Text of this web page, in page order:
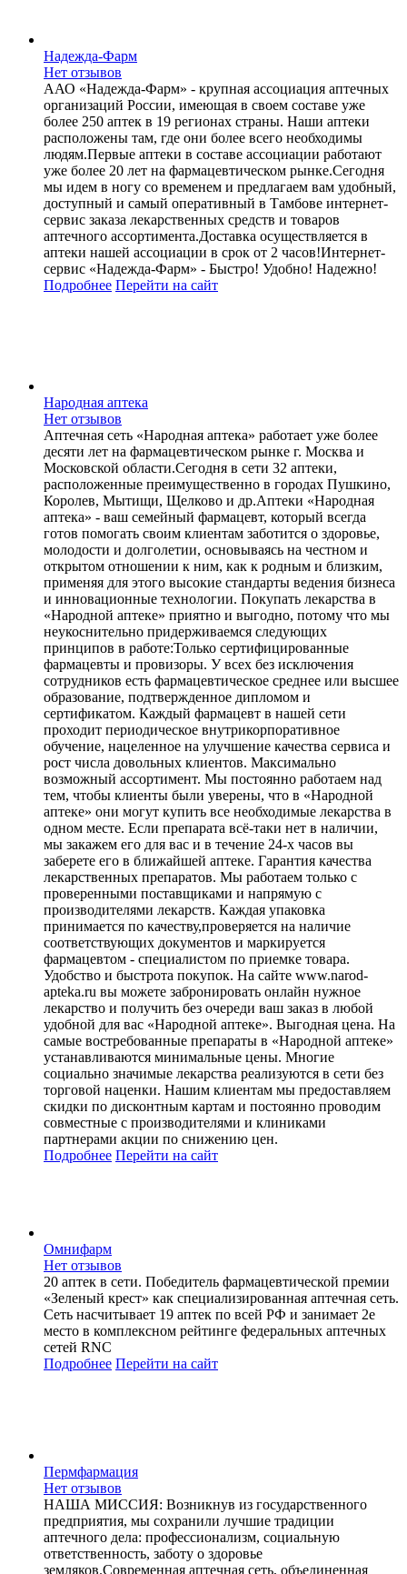
Надежда-Фарм
Нет отзывов
ААО «Надежда-Фарм» - крупная ассоциация аптечных
организаций России, имеющая в своем составе уже
более 250 аптек в 19 регионах страны. Наши аптеки
расположены там, где они более всего необходимы
людям.Первые аптеки в составе ассоциации работают
уже более 20 лет на фармацевтическом рынке.Сегодня
мы идем в ногу со временем и предлагаем вам удобный,
доступный и самый оперативный в Тамбове интернет-
сервис заказа лекарственных средств и товаров
аптечного ассортимента.Доставка осуществляется в
аптеки нашей ассоциации в срок от 2 часов!Интернет-
сервис «Надежда-Фарм» - Быстро! Удобно! Надежно!
Подробнее Перейти на сайт
Народная аптека
Нет отзывов
Аптечная сеть «Народная аптека» работает уже более
десяти лет на фармацевтическом рынке г. Москва и
Московской области.Сегодня в сети 32 аптеки,
расположенные преимущественно в городах Пушкино,
Королев, Мытищи, Щелково и др.Аптеки «Народная
аптека» - ваш семейный фармацевт, который всегда
готов помогать своим клиентам заботится о здоровье,
молодости и долголетии, основываясь на честном и
открытом отношении к ним, как к родным и близким,
применяя для этого высокие стандарты ведения бизнеса
и инновационные технологии. Покупать лекарства в
«Народной аптеке» приятно и выгодно, потому что мы
неукоснительно придерживаемся следующих
принципов в работе:Только сертифицированные
фармацевты и провизоры. У всех без исключения
сотрудников есть фармацевтическое среднее или высшее
образование, подтвержденное дипломом и
сертификатом. Каждый фармацевт в нашей сети
проходит периодическое внутрикорпоративное
обучение, нацеленное на улучшение качества сервиса и
рост числа довольных клиентов. Максимально
возможный ассортимент. Мы постоянно работаем над
тем, чтобы клиенты были уверены, что в «Народной
аптеке» они могут купить все необходимые лекарства в
одном месте. Если препарата всё-таки нет в наличии,
мы закажем его для вас и в течение 24-х часов вы
заберете его в ближайшей аптеке. Гарантия качества
лекарственных препаратов. Мы работаем только с
проверенными поставщиками и напрямую с
производителями лекарств. Каждая упаковка
принимается по качеству,проверяется на наличие
соответствующих документов и маркируется
фармацевтом - специалистом по приемке товара.
Удобство и быстрота покупок. На сайте www.narod-
apteka.ru вы можете забронировать онлайн нужное
лекарство и получить без очереди ваш заказ в любой
удобной для вас «Народной аптеке». Выгодная цена. На
самые востребованные препараты в «Народной аптеке»
устанавливаются минимальные цены. Многие
социально значимые лекарства реализуются в сети без
торговой наценки. Нашим клиентам мы предоставляем
скидки по дисконтным картам и постоянно проводим
совместные с производителями и клиниками
партнерами акции по снижению цен.
Подробнее Перейти на сайт
Омнифарм
Нет отзывов
20 аптек в сети. Победитель фармацевтической премии
«Зеленый крест» как специализированная аптечная сеть.
Сеть насчитывает 19 аптек по всей РФ и занимает 2е
место в комплексном рейтинге федеральных аптечных
сетей RNC
Подробнее Перейти на сайт
Пермфармация
Нет отзывов
НАША МИССИЯ: Возникнув из государственного
предприятия, мы сохранили лучшие традиции
аптечного дела: профессионализм, социальную
ответственность, заботу о здоровье
земляков.Современная аптечная сеть, объединенная